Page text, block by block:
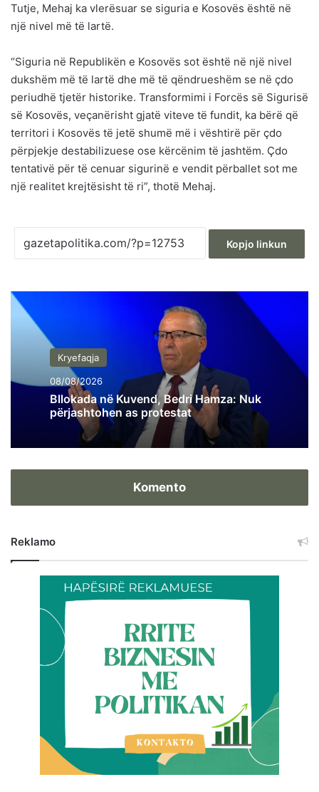
Tutje, Mehaj ka vlerësuar se siguria e Kosovës është në
një nivel më të lartë.
“Siguria në Republikën e Kosovës sot është në një nivel
dukshëm më të lartë dhe më të qëndrueshëm se në çdo
periudhë tjetër historike. Transformimi i Forcës së Sigurisë
së Kosovës, veçanërisht gjatë viteve të fundit, ka bërë që
territori i Kosovës të jetë shumë më i vështirë për çdo
përpjekje destabilizuese ose kërcënim të jashtëm. Çdo
tentativë për të cenuar sigurinë e vendit përballet sot me
një realitet krejtësisht të ri”, thotë Mehaj.
Kopjo linkun
Kryefaqja
08/08/2026
Bllokada në Kuvend, Bedri Hamza: Nuk
përjashtohen as protestat
Komento
Reklamo